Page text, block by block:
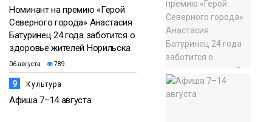
Номинант на премию «Герой
Северного города» Анастасия
Батуринец 24 года заботится о
здоровье жителей Норильска
06 августа 789
9 Культура
Афиша 7–14 августа